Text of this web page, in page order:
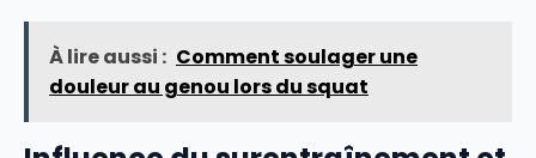
À lire aussi : Comment soulager une
douleur au genou lors du squat